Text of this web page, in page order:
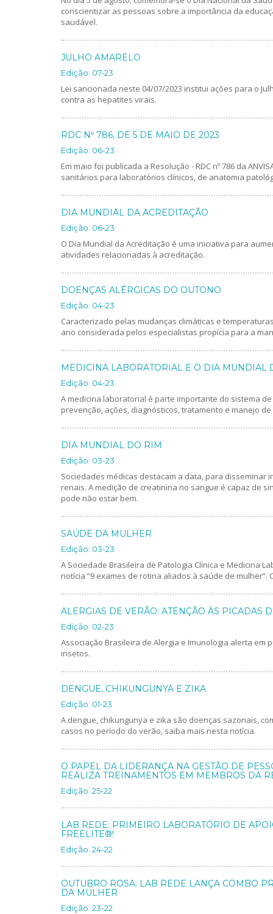
conscientizar as pessoas sobre a importância da
saudável.
JULHO AMARELO
Edição: 07-23
Lei sancionada neste 04/07/2023 institui ações para o
contra as hepatites virais.
RDC Nº 786, DE 5 DE MAIO DE 2023
Edição: 06-23
Em maio foi publicada a Resolução - RDC nº 786 da
sanitários para laboratórios clínicos, de anatomia
DIA MUNDIAL DA ACREDITAÇÃO
Edição: 06-23
O Dia Mundial da Acreditação é uma iniciativa para
atividades relacionadas à acreditação.
DOENÇAS ALÉRGICAS DO OUTONO
Edição: 04-23
Caracterizado pelas mudanças climáticas e
ano considerada pelos especialistas propícia para a
MEDICINA LABORATORIAL E O DIA MUNDIAL
Edição: 04-23
A medicina laboratorial é parte importante do sistema
prevenção, ações, diagnósticos, tratamento e manejo
DIA MUNDIAL DO RIM
Edição: 03-23
Sociedades médicas destacam a data, para
renais. A medição de creatinina no sangue é capaz de
pode não estar bem.
SAÚDE DA MULHER
Edição: 03-23
A Sociedade Brasileira de Patologia Clínica e Medicina
notícia “9 exames de rotina aliados à saúde de
ALERGIAS DE VERÃO: ATENÇÃO ÀS PICADAS
Edição: 02-23
Associação Brasileira de Alergia e Imunologia alerta
insetos.
DENGUE, CHIKUNGUNYA E ZIKA
Edição: 01-23
A dengue, chikungunya e zika são doenças sazonais,
casos no período do verão, saiba mais nesta notícia.
O PAPEL DA LIDERANÇA NA GESTÃO DE
REALIZA TREINAMENTOS EM MEMBROS DA
Edição: 25-22
LAB REDE: PRIMEIRO LABORATÓRIO DE
FREELITE®!
Edição: 24-22
OUTUBRO ROSA: LAB REDE LANÇA COMBO
DA MULHER
Edição: 23-22